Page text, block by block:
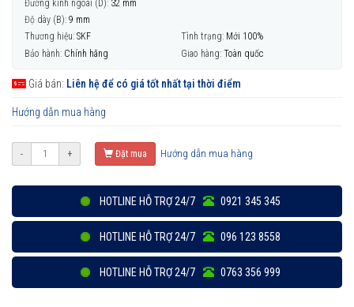
Đường kính ngoài (D): 32 mm
Độ dày (B): 9 mm
Thương hiệu: SKF Tình trạng: Mới 100%
Bảo hành: Chính hãng Giao hàng: Toàn quốc
Giá bán: Liên hệ để có giá tốt nhất tại thời điểm
Hướng dẫn mua hàng
- + Đặt mua Hướng dẫn mua hàng
HOTLINE HỖ TRỢ 24/7 0921 345 345
HOTLINE HỖ TRỢ 24/7 096 123 8558
HOTLINE HỖ TRỢ 24/7 0763 356 999